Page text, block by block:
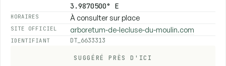
3.9870500° E
HORAIRES À consulter sur place
SITE OFFICIEL arboretum-de-lecluse-du-moulin.com
IDENTIFIANT DT_6633313
SUGGÉRÉ PRÈS D'ICI